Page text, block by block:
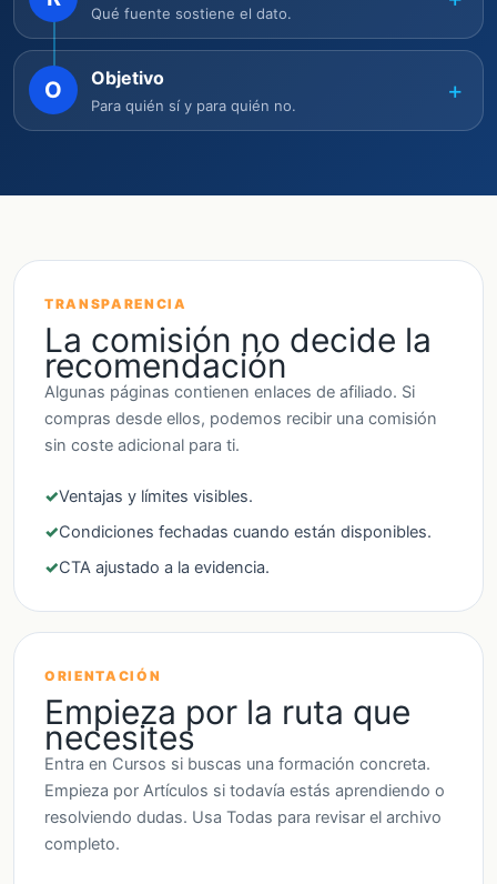
Qué fuente sostiene el dato.
O Objetivo
Para quién sí y para quién no.
+
TRANSPARENCIA
La comisión no decide la
recomendación
Algunas páginas contienen enlaces de afiliado. Si
compras desde ellos, podemos recibir una comisión
sin coste adicional para ti.
Ventajas y límites visibles.
Condiciones fechadas cuando están disponibles.
CTA ajustado a la evidencia.
ORIENTACIÓN
Empieza por la ruta que
necesites
Entra en Cursos si buscas una formación concreta.
Empieza por Artículos si todavía estás aprendiendo o
resolviendo dudas. Usa Todas para revisar el archivo
completo.